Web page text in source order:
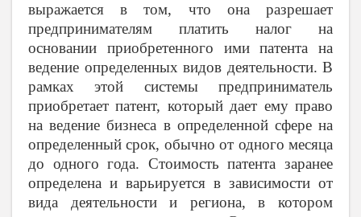
выражается в том, что она разрешает
предпринимателям платить налог на
основании приобретенного ими патента на
ведение определенных видов деятельности. В
рамках этой системы предприниматель
приобретает патент, который дает ему право
на ведение бизнеса в определенной сфере на
определенный срок, обычно от одного месяца
до одного года. Стоимость патента заранее
определена и варьируется в зависимости от
вида деятельности и региона, в котором